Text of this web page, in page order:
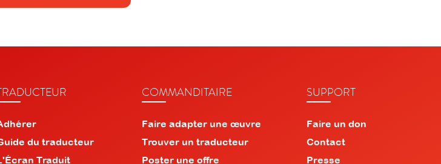
du traducteur
Traduit
COMMANDITAIRE
Faire adapter une œuvre
Trouver un traducteur
Poster une offre
SUPPORT
Faire un don
Contact
Presse